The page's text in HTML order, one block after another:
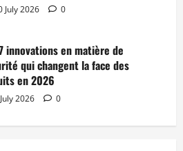
July 2026 0
innovations en matière de
qui changent la face des
en 2026
2026 0